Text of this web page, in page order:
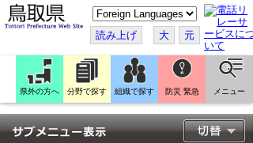
こ
の
ペ
ー
ジ
翻
訳
す
る
読み上げ 大 元
県外の方へ 分野で探す 組織で探す 防災 緊急 メニュー